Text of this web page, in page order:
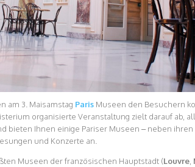
am 3. Maisamstag Paris Museen den Besuchern
organisierte Veranstaltung zielt darauf ab,
bieten Ihnen einige Pariser Museen – neben
und Konzerte an.
Museen der französischen Hauptstadt (Louvre,